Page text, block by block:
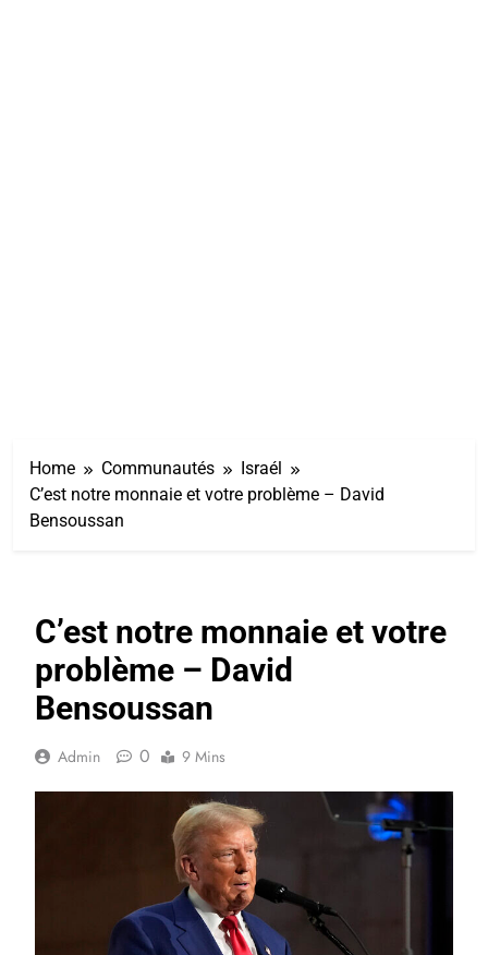
Home Communautés
Israél
C’est notre monnaie et votre problème – David
Bensoussan
C’est notre monnaie et votre
problème – David
Bensoussan
Admin 0 9 Mins